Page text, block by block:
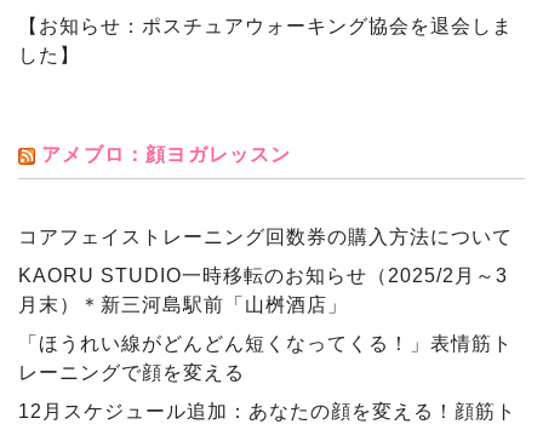
【お知らせ：ポスチュアウォーキング協会を退会しま
した】
アメブロ：顔ヨガレッスン
コアフェイストレーニング回数券の購入方法について
KAORU STUDIO一時移転のお知らせ（2025/2月～3
月末）＊新三河島駅前「山桝酒店」
「ほうれい線がどんどん短くなってくる！」表情筋ト
レーニングで顔を変える
12月スケジュール追加：あなたの顔を変える！顔筋ト